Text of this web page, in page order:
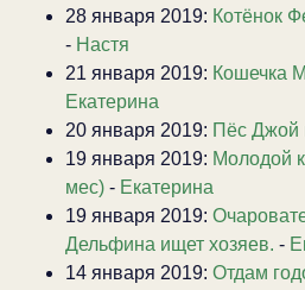
28 января 2019: Котёнок
- Настя
21 января 2019: Кошечка
Екатерина
20 января 2019: Пёс Джой
19 января 2019: Молодой
мес) - Екатерина
19 января 2019:
Дельфина ищет хозяев. -
14 января 2019: Отдам